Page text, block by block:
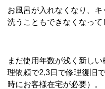
お風呂が入れなくなり、
洗うこともできなくなって
まだ使用年数が浅く新し
理依頼で2,3日で修理復旧
時にお客様在宅が必要）。